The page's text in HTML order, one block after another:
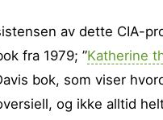
av dette CIA-
fra 1979; ”Katherine
bok, som viser
og ikke alltid